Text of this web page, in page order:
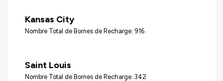
Kansas City
Nombre Total de Bornes de Recharge: 916
Saint Louis
Nombre Total de Bornes de Recharge: 342